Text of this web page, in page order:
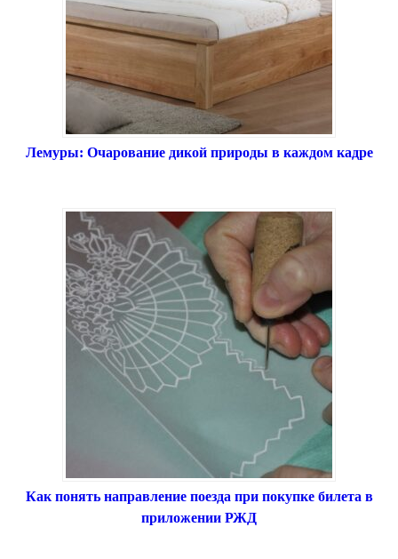
Лемуры: Очарование дикой природы в каждом кадре
Как понять направление поезда при покупке билета в
приложении РЖД